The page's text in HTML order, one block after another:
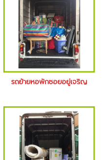
รถย้ายหอพักซอยอยู่เจริญ